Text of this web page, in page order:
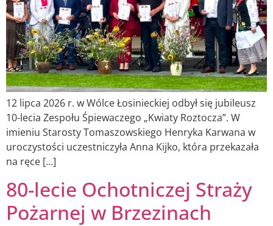
12 lipca 2026 r. w Wólce Łosinieckiej odbył się jubileusz
10-lecia Zespołu Śpiewaczego „Kwiaty Roztocza”. W
imieniu Starosty Tomaszowskiego Henryka Karwana w
uroczystości uczestniczyła Anna Kijko, która przekazała
na ręce […]
80-lecie Ochotniczej Straży
Pożarnej w Brzezinach